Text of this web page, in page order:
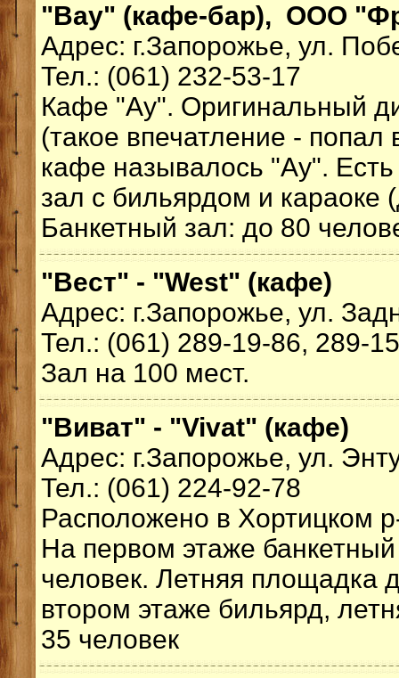
"Вау" (кафе-бар), ООО
Адрес: г.Запорожье, ул.
Тел.: (061) 232-53-17
Кафе "Ау". Оригинальный
(такое впечатление -
кафе называлось "Ау".
зал с бильярдом и караоке
Банкетный зал: до 80
"Вест" - "West" (кафе)
Адрес: г.Запорожье, ул.
Тел.: (061) 289-19-86, 289-
Зал на 100 мест.
"Виват" - "Vivat" (кафе)
Адрес: г.Запорожье, ул.
Тел.: (061) 224-92-78
Расположено в Хортицком
На первом этаже
человек. Летняя площадка
втором этаже бильярд,
35 человек